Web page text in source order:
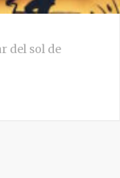
del sol de